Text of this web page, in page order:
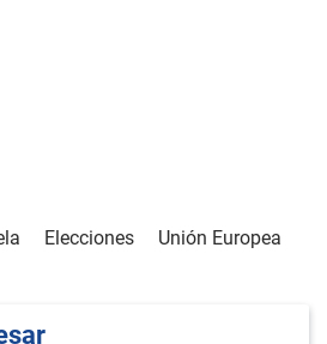
Elecciones Unión Europea